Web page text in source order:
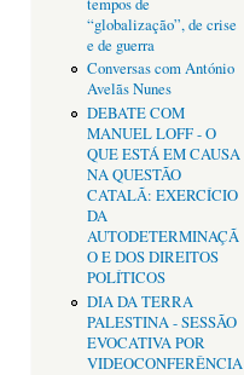
tempos de
“globalização”, de crise
e de guerra
Conversas com António
Avelãs Nunes
DEBATE COM
MANUEL LOFF - O
QUE ESTÁ EM CAUSA
NA QUESTÃO
CATALÃ: EXERCÍCIO
DA
AUTODETERMINAÇÃ
O E DOS DIREITOS
POLÍTICOS
DIA DA TERRA
PALESTINA - SESSÃO
EVOCATIVA POR
VIDEOCONFERÊNCIA